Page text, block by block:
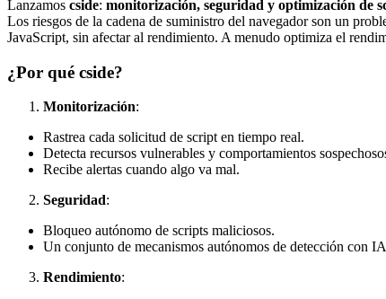
Lanzamos cside: monitorización, seguridad y optimización de
Los riesgos de la cadena de suministro del navegador son un
JavaScript, sin afectar al rendimiento. A menudo optimiza el
¿Por qué cside?
Monitorización:
Rastrea cada solicitud de script en tiempo real.
Detecta recursos vulnerables y comportamientos
Recibe alertas cuando algo va mal.
Seguridad:
Bloqueo autónomo de scripts maliciosos.
Un conjunto de mecanismos autónomos de detección con
Rendimiento: